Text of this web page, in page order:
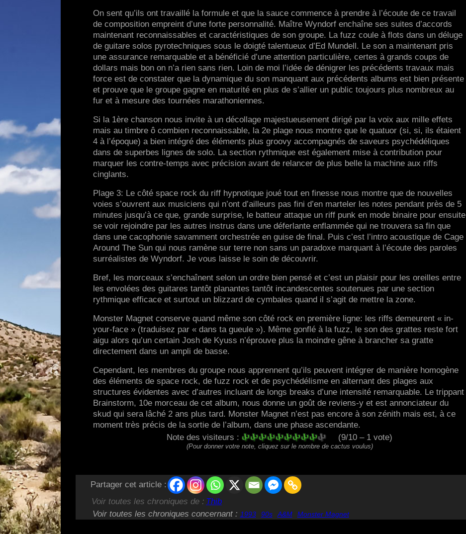
On sent qu’ils ont travaillé la formule et que la sauce commence à prendre à l’écoute de ce travail
de composition empreint d’une forte personnalité. Maître Wyndorf enchaîne ses suites d’accords
maintenant reconnaissables et caractéristiques de son groupe. La fuzz coule à flots dans un déluge
de guitare solos pyrotechniques sous le doigté talentueux d’Ed Mundell. Le son a maintenant pris
une assurance remarquable et a bénéficié d’une attention particulière, certes à grands coups de
dollars mais bon on n’a rien sans rien. Loin de moi l’idée de dénigrer les précédents travaux mais
force est de constater que la dynamique du son manquant aux précédents albums est bien présente
et prouve que le groupe gagne en maturité en plus de s’allier un public toujours plus nombreux au
fur et à mesure des tournées marathoniennes.
Si la 1ère chanson nous invite à un décollage majestueusement dirigé par la voix aux mille effets
mais au timbre ô combien reconnaissable, la 2e plage nous montre que le quatuor (si, si, ils étaient
4 à l’époque) a bien intégré des éléments plus groovy accompagnés de saveurs psychédéliques
dans de superbes lignes de solo. La section rythmique est également mise à contribution pour
marquer les contre-temps avec précision avant de relancer de plus belle la machine aux riffs
cinglants.
Plage 3: Le côté space rock du riff hypnotique joué tout en finesse nous montre que de nouvelles
voies s’ouvrent aux musiciens qui n’ont d’ailleurs pas fini d’en marteler les notes pendant près de 5
minutes jusqu’à ce que, grande surprise, le batteur attaque un riff punk en mode binaire pour ensuite
se voir rejoindre par les autres instrus dans une déferlante enflammée qui ne trouvera sa fin que
dans une cacophonie savamment orchestrée en guise de final. Puis c’est l’intro acoustique de Cage
Around The Sun qui nous ramène sur terre non sans un paradoxe marquant à l’écoute des paroles
surréalistes de Wyndorf. Je vous laisse le soin de découvrir.
Bref, les morceaux s’enchaînent selon un ordre bien pensé et c’est un plaisir pour les oreilles entre
les envolées des guitares tantôt planantes tantôt incandescentes soutenues par une section
rythmique efficace et surtout un blizzard de cymbales quand il s’agit de mettre la zone.
Monster Magnet conserve quand même son côté rock en première ligne: les riffs demeurent « in-
your-face » (traduisez par « dans ta gueule »). Même gonflé à la fuzz, le son des grattes reste fort
aigu alors qu’un certain Josh de Kyuss n’éprouve plus la moindre gêne à brancher sa gratte
directement dans un ampli de basse.
Cependant, les membres du groupe nous apprennent qu’ils peuvent intégrer de manière homogène
des éléments de space rock, de fuzz rock et de psychédélisme en alternant des plages aux
structures évidentes avec d’autres incluant de longs breaks d’une intensité remarquable. Le trippant
Brainstorm, 10e morceau de cet album, nous donne un goût de reviens-y et est annonciateur du
skud qui sera lâché 2 ans plus tard. Monster Magnet n’est pas encore à son zénith mais est, à ce
moment très précis de la sortie de l’album, dans une phase ascendante.
Note des visiteurs :
(9/10 – 1 vote)
(Pour donner votre note, cliquez sur le nombre de cactus voulus)
Partager cet article :
Voir toutes les chroniques de : Thib
Voir toutes les chroniques concernant : 1993 90s A&M Monster Magnet